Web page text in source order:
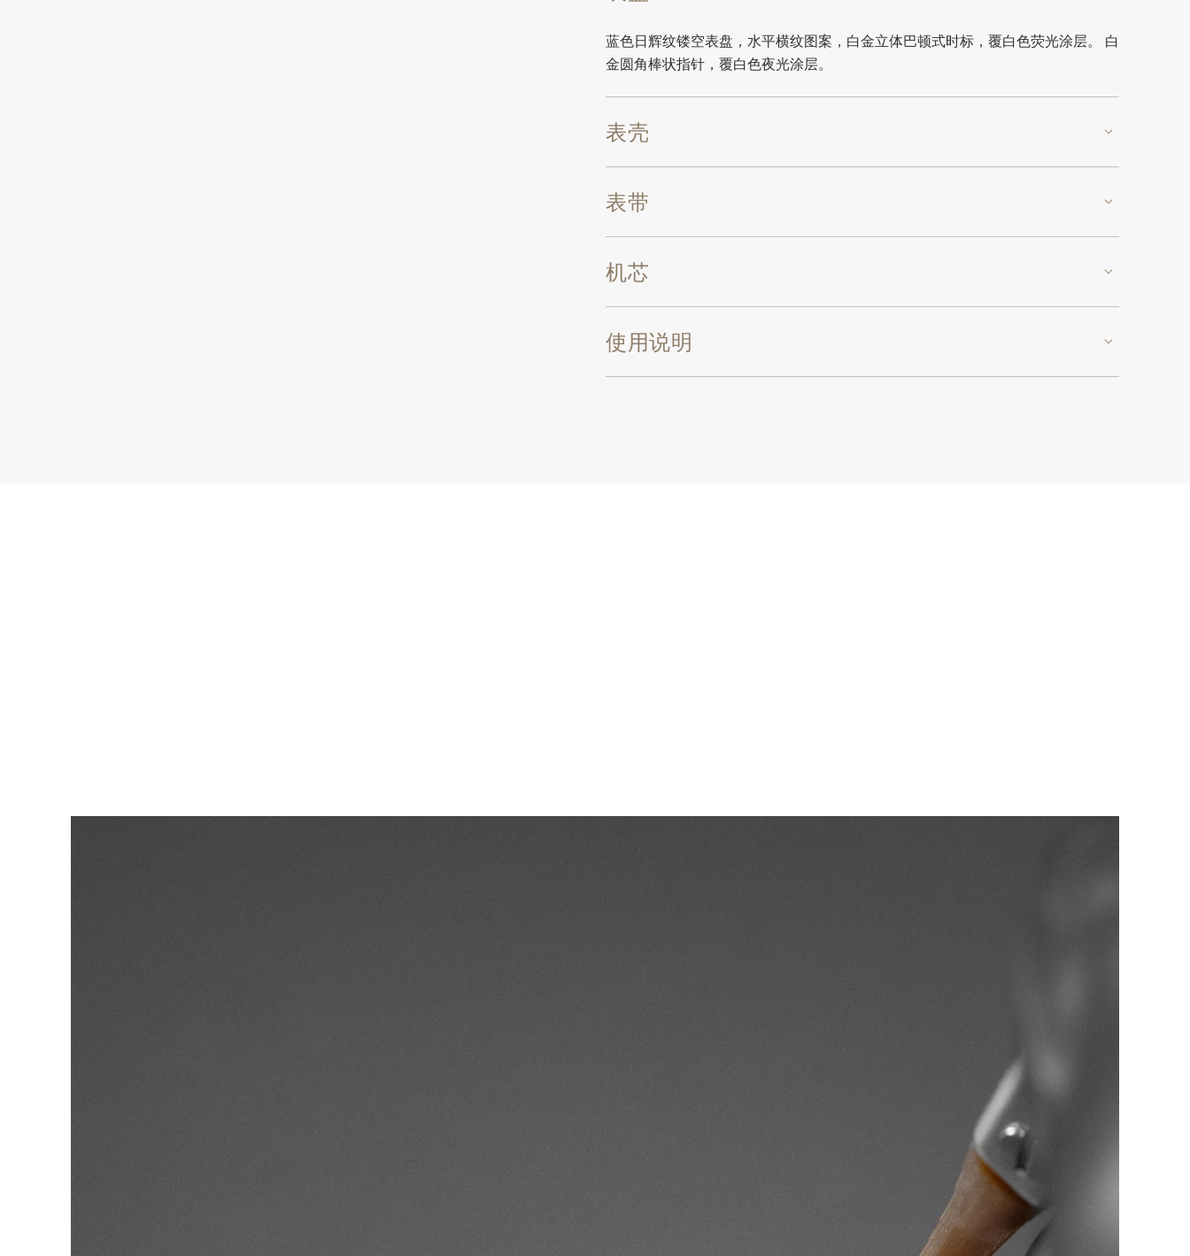
蓝色日辉纹镂空表盘，水平横纹图案，白金立体巴顿式时标，覆白色荧光涂层。 白
金圆角棒状指针，覆白色夜光涂层。
表壳
表带
机芯
使用说明